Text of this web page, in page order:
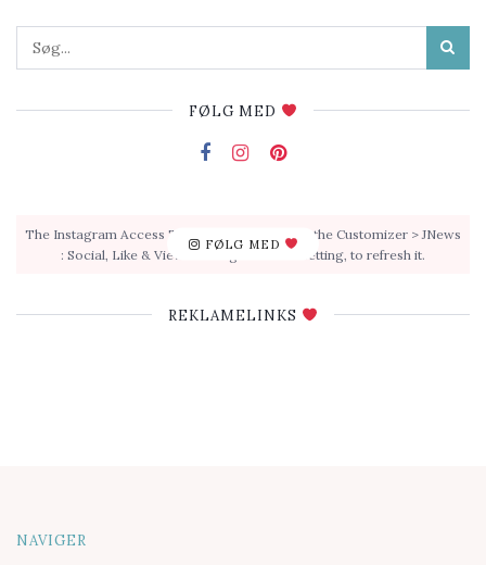
FØLG MED
FØLG MED
The Instagram Access Token is expired, Go to the Customizer > JNews
: Social, Like & View > Instagram Feed Setting, to refresh it.
REKLAMELINKS
NAVIGER